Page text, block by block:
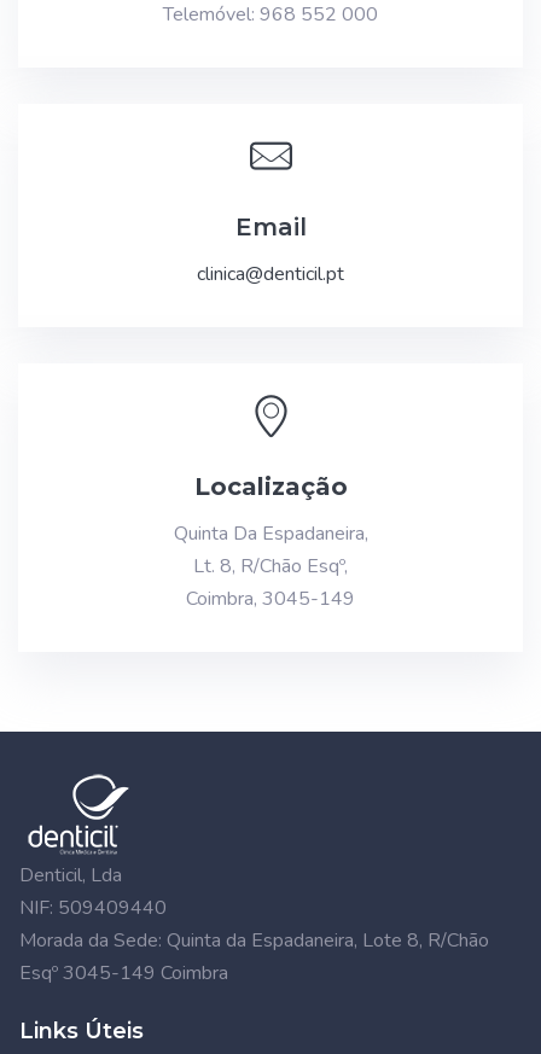
Telemóvel: 968 552 000
Email
clinica@denticil.pt
Localização
Quinta Da Espadaneira,
Lt. 8, R/Chão Esqº,
Coimbra, 3045-149
Denticil, Lda
NIF: 509409440
Morada da Sede: Quinta da Espadaneira, Lote 8, R/Chão
Esqº 3045-149 Coimbra
Links Úteis